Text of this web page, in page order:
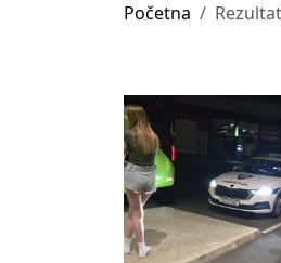
Početna